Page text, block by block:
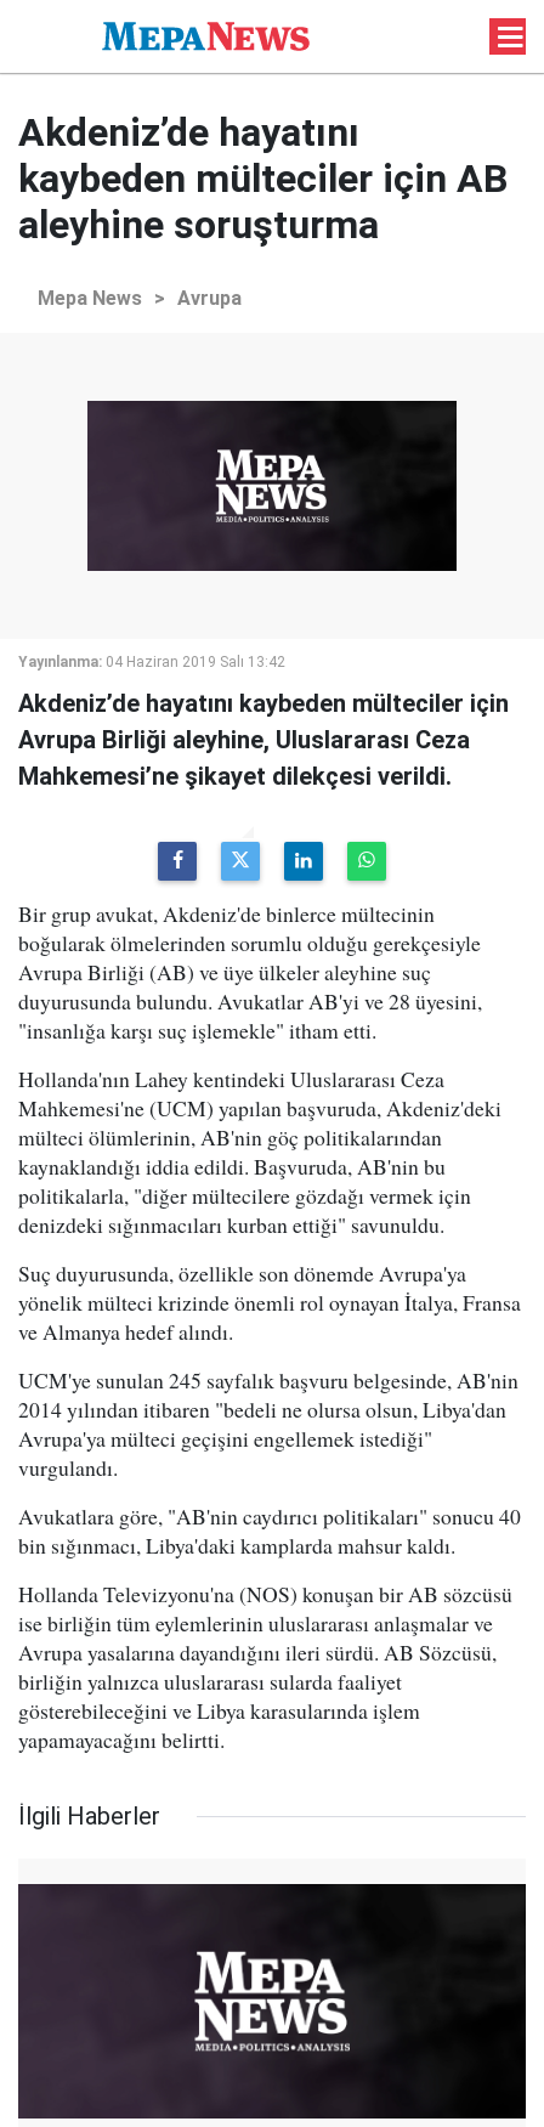
Akdeniz’de hayatını
kaybeden mülteciler için AB
aleyhine soruşturma
Mepa News > Avrupa
Yayınlanma: 04 Haziran 2019 Salı 13:42
Akdeniz’de hayatını kaybeden mülteciler için
Avrupa Birliği aleyhine, Uluslararası Ceza
Mahkemesi’ne şikayet dilekçesi verildi.
Bir grup avukat, Akdeniz'de binlerce mültecinin
boğularak ölmelerinden sorumlu olduğu gerekçesiyle
Avrupa Birliği (AB) ve üye ülkeler aleyhine suç
duyurusunda bulundu. Avukatlar AB'yi ve 28 üyesini,
"insanlığa karşı suç işlemekle" itham etti.
Hollanda'nın Lahey kentindeki Uluslararası Ceza
Mahkemesi'ne (UCM) yapılan başvuruda, Akdeniz'deki
mülteci ölümlerinin, AB'nin göç politikalarından
kaynaklandığı iddia edildi. Başvuruda, AB'nin bu
politikalarla, "diğer mültecilere gözdağı vermek için
denizdeki sığınmacıları kurban ettiği" savunuldu.
Suç duyurusunda, özellikle son dönemde Avrupa'ya
yönelik mülteci krizinde önemli rol oynayan İtalya, Fransa
ve Almanya hedef alındı.
UCM'ye sunulan 245 sayfalık başvuru belgesinde, AB'nin
2014 yılından itibaren "bedeli ne olursa olsun, Libya'dan
Avrupa'ya mülteci geçişini engellemek istediği"
vurgulandı.
Avukatlara göre, "AB'nin caydırıcı politikaları" sonucu 40
bin sığınmacı, Libya'daki kamplarda mahsur kaldı.
Hollanda Televizyonu'na (NOS) konuşan bir AB sözcüsü
ise birliğin tüm eylemlerinin uluslararası anlaşmalar ve
Avrupa yasalarına dayandığını ileri sürdü. AB Sözcüsü,
birliğin yalnızca uluslararası sularda faaliyet
gösterebileceğini ve Libya karasularında işlem
yapamayacağını belirtti.
İlgili Haberler